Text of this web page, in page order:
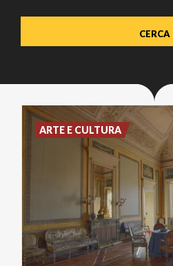
ARTE E CULTURA